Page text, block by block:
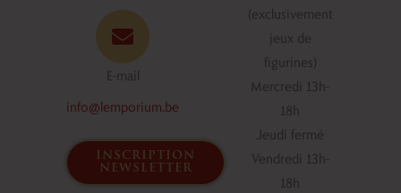
E-mail
info@lemporium.be
inscription
newsletter
(exclusivement
jeux de
figurines)
Mercredi 13h-
18h
Jeudi fermé
Vendredi 13h-
18h